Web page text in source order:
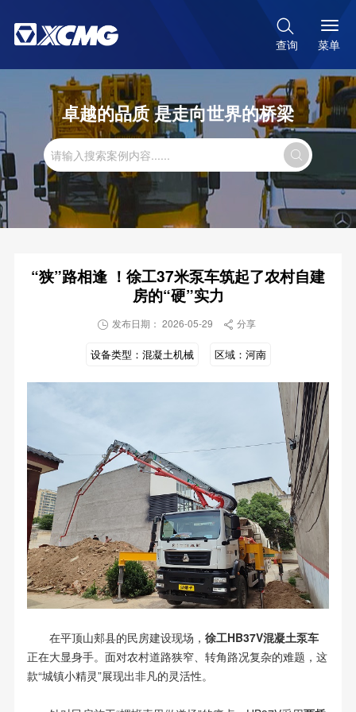

查询 菜单
卓越的品质 是走向世界的桥梁

“狭”路相逢 ！徐工37米泵车筑起了农村自建
房的“硬”实力
 发布日期： 2026-05-29  分享
设备类型： 混凝土机械 区域： 河南
在平顶山郏县的民房建设现场， 徐工HB37V混凝土泵车
正在大显身手。面对农村道路狭窄、转角路况复杂的难题，这
款“城镇小精灵”展现出非凡的灵活性。